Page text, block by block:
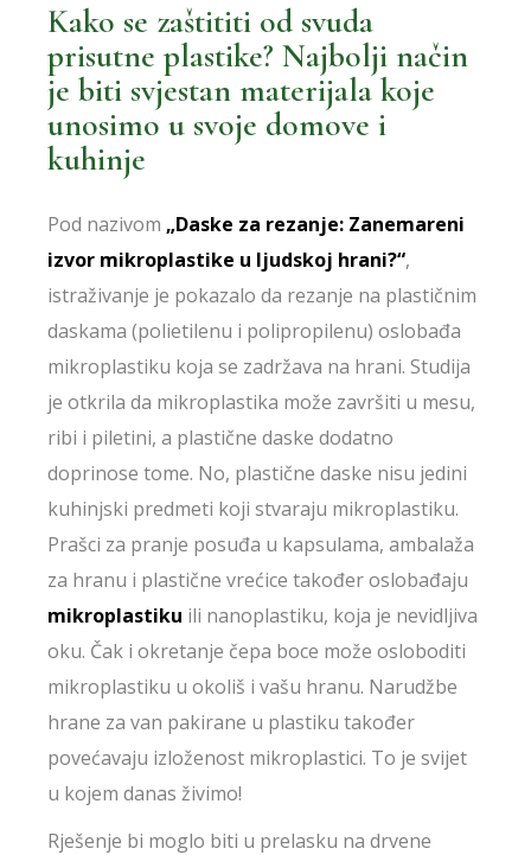
Kako se zaštititi od svuda
prisutne plastike? Najbolji način
je biti svjestan materijala koje
unosimo u svoje domove i
kuhinje
Pod nazivom „Daske za rezanje: Zanemareni
izvor mikroplastike u ljudskoj hrani?“,
istraživanje je pokazalo da rezanje na plastičnim
daskama (polietilenu i polipropilenu) oslobađa
mikroplastiku koja se zadržava na hrani. Studija
je otkrila da mikroplastika može završiti u mesu,
ribi i piletini, a plastične daske dodatno
doprinose tome. No, plastične daske nisu jedini
kuhinjski predmeti koji stvaraju mikroplastiku.
Prašci za pranje posuđa u kapsulama, ambalaža
za hranu i plastične vrećice također oslobađaju
mikroplastiku ili nanoplastiku, koja je nevidljiva
oku. Čak i okretanje čepa boce može osloboditi
mikroplastiku u okoliš i vašu hranu. Narudžbe
hrane za van pakirane u plastiku također
povećavaju izloženost mikroplastici. To je svijet
u kojem danas živimo!
Rješenje bi moglo biti u prelasku na drvene